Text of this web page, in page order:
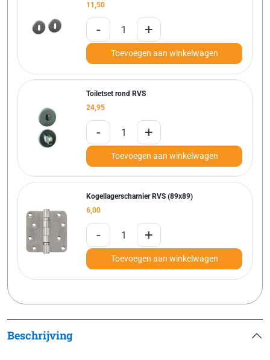
11,50
- +
Toevoegen aan winkelwagen
Toiletset rond RVS
24,95
- +
Toevoegen aan winkelwagen
Kogellagerscharnier RVS (89x89)
6,00
- +
Toevoegen aan winkelwagen
Beschrijving